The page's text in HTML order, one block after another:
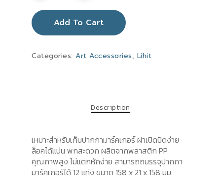
Add To Cart
Categories: Art Accessories, Lihit
Description
เหมาะสำหรับเก็บปากกามาร์คเกอร์ ฝาเปิดปิดง่าย
ล็อคได้แน่น พกสะดวก ผลิตจากพลาสติก PP
คุณภาพสูง ไม่แตกหักง่าย สามารถถบรรจุปากกา
มาร์คเกอร์ได้ 12 แท่ง ขนาด 158 x 21 x 158 มม.